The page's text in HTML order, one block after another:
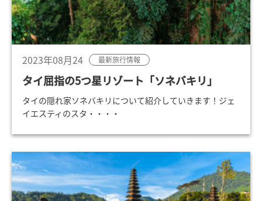
2023年08月24 最新旅行情報
タイ屈指の5つ星リゾート「ソネバキリ」
タイの隠れ家ソネバキリについて紹介していきます！ジェ
イエスティのスタ・・・・